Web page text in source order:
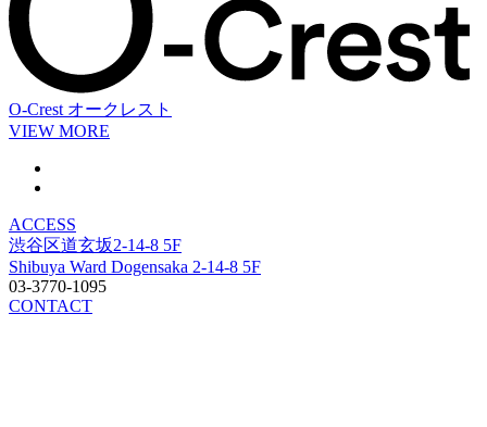
O-Crest オークレスト
VIEW MORE
ACCESS
渋谷区道玄坂2-14-8 5F
Shibuya Ward Dogensaka 2-14-8 5F
03-3770-1095
CONTACT